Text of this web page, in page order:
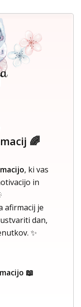
🌈
, ki vas
in
afirmacij je
dan,
✨
📖